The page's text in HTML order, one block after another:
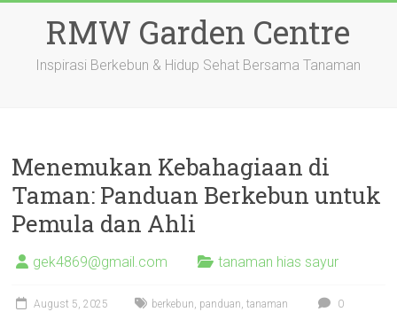
RMW Garden Centre
Inspirasi Berkebun & Hidup Sehat Bersama Tanaman
Menemukan Kebahagiaan di
Taman: Panduan Berkebun untuk
Pemula dan Ahli
gek4869@gmail.com tanaman hias sayur
August 5, 2025 berkebun, panduan,tanaman
0